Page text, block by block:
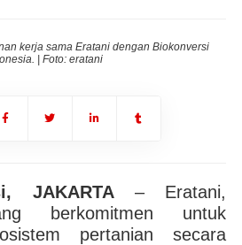
kerja sama Eratani dengan Biokonversi
| Foto: eratani
JAKARTA– Eratani,
berkomitmen untuk
pertanian secara